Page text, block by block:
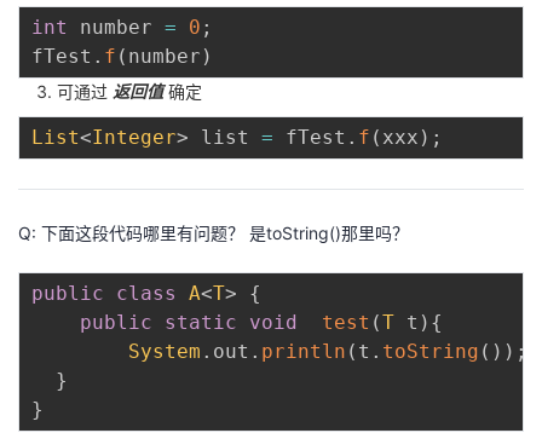
客
论
坛
的
圈
我
的
播
我
活
动
的
关
我
的
发
我
Programs
的
int number = 0 ;
fTest . f ( number )
可通过 返回值确定
List<Integer> list = fTest . f ( xxx ) ;
Q: 下面这段代码哪里有问题？ 是toString()那里吗？
public class A<T>
{
public
static void test (T t ) {
System . out . println ( t . toString ( ) ) ;
}
}